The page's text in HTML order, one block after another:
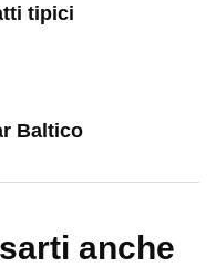
tipici
Baltico
anche